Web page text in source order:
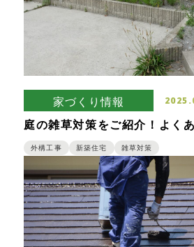
家づくり情報
庭の雑草対策をご紹介！よく
草対策を考慮したおしゃれな
外構工事 新築住宅 雑草対策